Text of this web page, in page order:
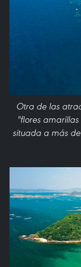
Otra de las
"flores
situada a más